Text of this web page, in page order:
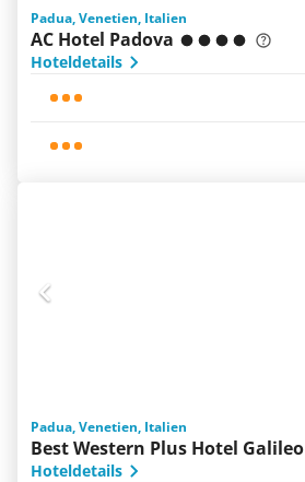
Padua, Venetien, Italien
AC Hotel Padova
Hoteldetails
Padua, Venetien, Italien
Best Western Plus Hotel Galileo
Hoteldetails